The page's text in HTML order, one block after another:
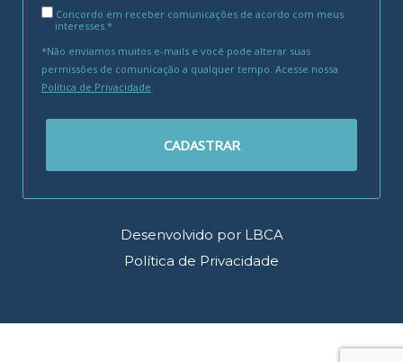
Concordo em receber comunicações de acordo com meus
interesses.*
*Não enviamos muitos e-mails e você pode alterar suas
permissões de comunicação a qualquer tempo. Acesse nossa
Política de Privacidade.
CADASTRAR
Desenvolvido por LBCA
Política de Privacidade